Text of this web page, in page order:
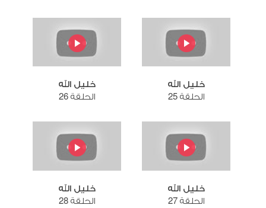
خليل الله
الحلقة 25
خليل الله
الحلقة 26
خليل الله
الحلقة 27
خليل الله
الحلقة 28